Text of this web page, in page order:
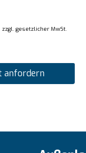
zzgl. gesetzlicher MwSt.
anfordern